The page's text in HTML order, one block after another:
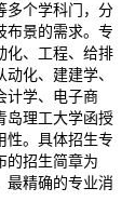
多个学科门，分
布景的需求。专
化、工程、给排
化、建建学、
计学、电子商
岛理工大学函授
性。具体招生专
的招生简章为
最精确的专业消